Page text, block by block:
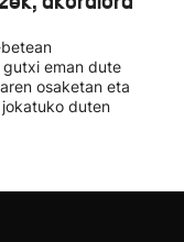
eman dute
osaketan eta
duten